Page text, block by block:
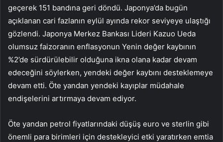
geçerek 151 bandına geri döndü. Japonya’da bugün
açıklanan cari fazlanın eylül ayında rekor seviyeye ulaştığı
gözlendi. Japonya Merkez Bankası Lideri Kazuo Ueda
olumsuz faizoranın enflasyonun Yenin değer kaybının
%2’de sürdürülebilir olduğuna ikna olana kadar devam
edeceğini söylerken, yendeki değer kaybını desteklemeye
devam etti. Öte yandan yendeki kayıplar müdahale
endişelerini artırmaya devam ediyor.
Öte yandan petrol fiyatlarındaki düşüş euro ve sterlin gibi
önemli para birimleri için destekleyici etki yaratırken emtia